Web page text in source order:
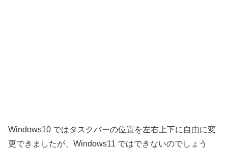
Windows10 ではタスクバーの位置を左右上下に自由に変
更できましたが、Windows11 ではできないのでしょう